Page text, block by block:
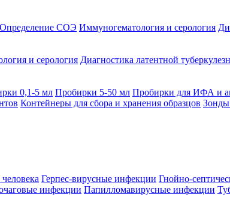
Определение СОЭ Иммуногематология и серология
и серология Диагностика латентной
0,1-5 мл Пробирки 5-50 мл Пробирки для ИФА и
Контейнеры для сбора и хранения образцов Зонды
Герпес-вирусные инфекции Гнойно-
инфекции Папилломавирусные инфекции